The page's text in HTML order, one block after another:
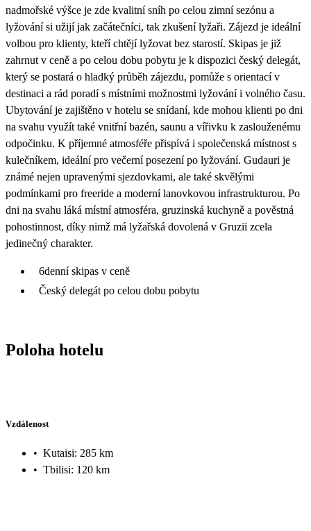
nadmořské výšce je zde kvalitní sníh po celou zimní sezónu a
lyžování si užijí jak začátečníci, tak zkušení lyžaři. Zájezd je ideální
volbou pro klienty, kteří chtějí lyžovat bez starostí. Skipas je již
zahrnut v ceně a po celou dobu pobytu je k dispozici český delegát,
který se postará o hladký průběh zájezdu, pomůže s orientací v
destinaci a rád poradí s místními možnostmi lyžování i volného času.
Ubytování je zajištěno v hotelu se snídaní, kde mohou klienti po dni
na svahu využít také vnitřní bazén, saunu a vířivku k zaslouženému
odpočinku. K příjemné atmosféře přispívá i společenská místnost s
kulečníkem, ideální pro večerní posezení po lyžování. Gudauri je
známé nejen upravenými sjezdovkami, ale také skvělými
podmínkami pro freeride a moderní lanovkovou infrastrukturou. Po
dni na svahu láká místní atmosféra, gruzinská kuchyně a pověstná
pohostinnost, díky nimž má lyžařská dovolená v Gruzii zcela
jedinečný charakter.
6denní skipas v ceně
Český delegát po celou dobu pobytu
Poloha hotelu
Vzdálenost
• Kutaisi: 285 km
• Tbilisi: 120 km